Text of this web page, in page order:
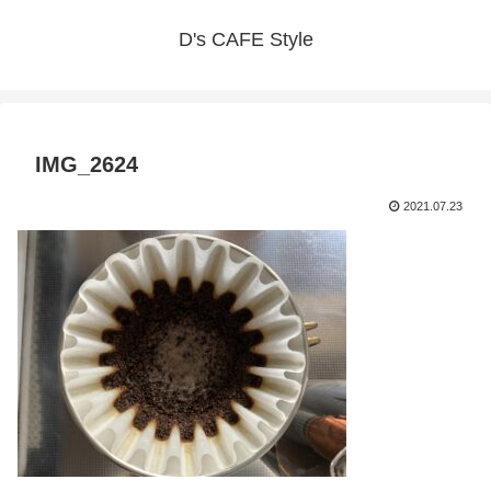
D's CAFE Style
IMG_2624
2021.07.23